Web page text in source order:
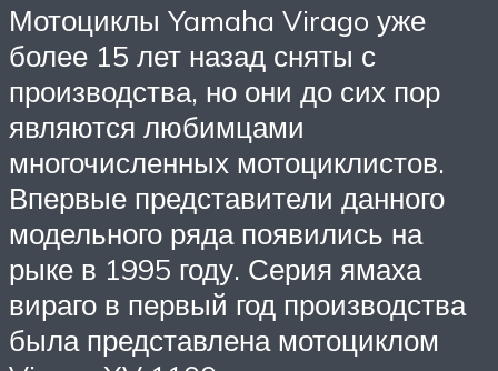
Мотоциклы Yamaha Virago уже
более 15 лет назад сняты с
производства, но они до сих пор
являются любимцами
многочисленных мотоциклистов.
Впервые представители данного
модельного ряда появились на
рыке в 1995 году. Серия ямаха
вираго в первый год производства
была представлена мотоциклом